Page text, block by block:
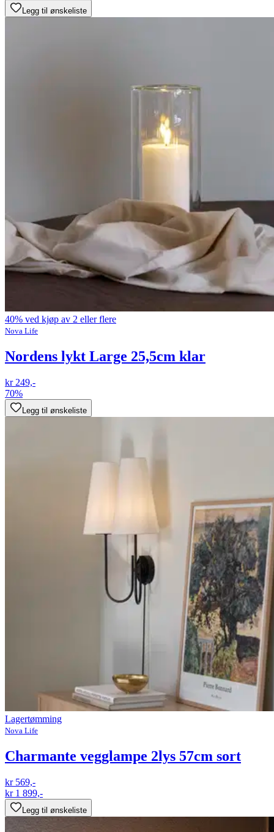
Legg til ønskeliste
40% ved kjøp av 2 eller flere
Nova Life
Nordens lykt Large 25,5cm klar
kr 249,-
70%
Legg til ønskeliste
Lagertømming
Nova Life
Charmante vegglampe 2lys 57cm sort
kr 569,-
kr 1 899,-
Legg til ønskeliste